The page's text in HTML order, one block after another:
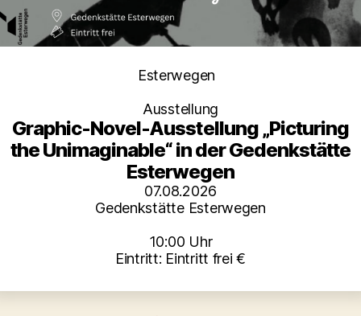
Kategorien
Esterwegen
Ausstellung
Graphic-Novel-Ausstellung „Picturing
the Unimaginable“ in der Gedenkstätte
Esterwegen
07.08.2026
Gedenkstätte Esterwegen
10:00 Uhr
Eintritt: Eintritt frei €